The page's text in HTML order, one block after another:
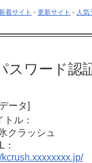
新着サイト - 更新サイト - 人
スワード認
ータ]
トル：
クラッシュ
kcrush.xxxxxxxx.jp/